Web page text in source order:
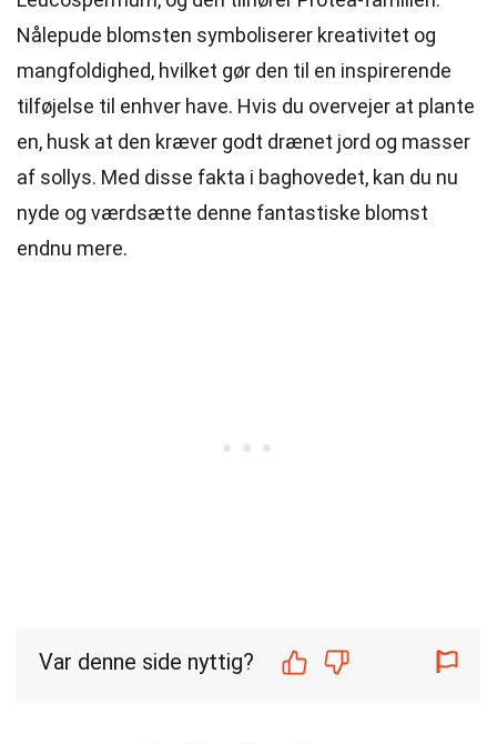
Nålepude blomsten symboliserer kreativitet og
mangfoldighed, hvilket gør den til en inspirerende
tilføjelse til enhver have. Hvis du overvejer at plante
en, husk at den kræver godt drænet jord og masser
af sollys. Med disse fakta i baghovedet, kan du nu
nyde og værdsætte denne fantastiske blomst
endnu mere.
Var denne side nyttig?